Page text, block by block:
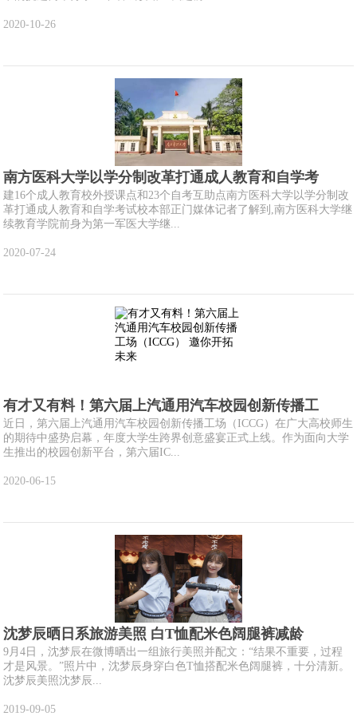
2020-10-26
南方医科大学以学分制改革打通成人教育和自学考
建16个成人教育校外授课点和23个自考互助点南方医科大学以学分制改
革打通成人教育和自学考试校本部正门媒体记者了解到,南方医科大学继
续教育学院前身为第一军医大学继...
2020-07-24
有才又有料！第六届上汽通用汽车校园创新传播工
近日，第六届上汽通用汽车校园创新传播工场（ICCG）在广大高校师生
的期待中盛势启幕，年度大学生跨界创意盛宴正式上线。作为面向大学
生推出的校园创新平台，第六届IC...
2020-06-15
沈梦辰晒日系旅游美照 白T恤配米色阔腿裤减龄
9月4日，沈梦辰在微博晒出一组旅行美照并配文：“结果不重要，过程
才是风景。”照片中，沈梦辰身穿白色T恤搭配米色阔腿裤，十分清新。
沈梦辰美照沈梦辰...
2019-09-05